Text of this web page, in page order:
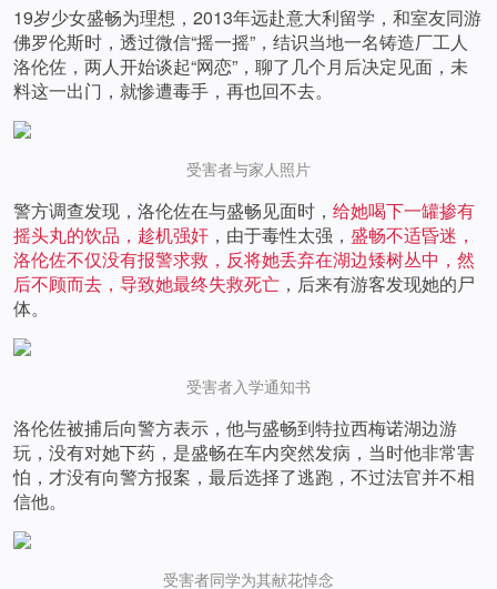
19岁少女盛畅为理想，2013年远赴意大利留学，和室友同游
佛罗伦斯时，透过微信“摇一摇”，结识当地一名铸造厂工人
洛伦佐，两人开始谈起“网恋”，聊了几个月后决定见面，未
料这一出门，就惨遭毒手，再也回不去。
受害者与家人照片
警方调查发现，洛伦佐在与盛畅见面时， 给她喝下一罐掺有
摇头丸的饮品，趁机强奸 ，由于毒性太强， 盛畅不适昏迷，
洛伦佐不仅没有报警求救，反将她丢弃在湖边矮树丛中，然
后不顾而去，导致她最终失救死亡 ，后来有游客发现她的尸
体。
受害者入学通知书
洛伦佐被捕后向警方表示，他与盛畅到特拉西梅诺湖边游
玩，没有对她下药，是盛畅在车内突然发病，当时他非常害
怕，才没有向警方报案，最后选择了逃跑，不过法官并不相
信他。
受害者同学为其献花悼念